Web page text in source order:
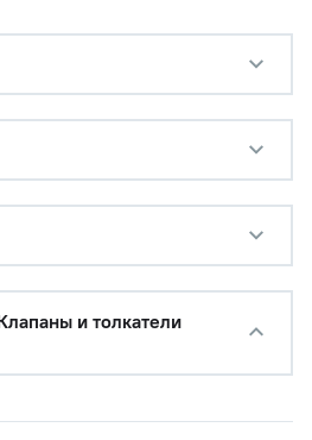
и толкатели